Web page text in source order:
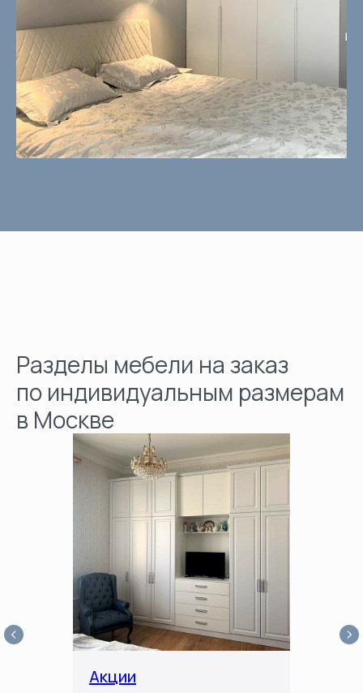
Разделы мебели на заказ
по индивидуальным размерам
в Москве
Акции